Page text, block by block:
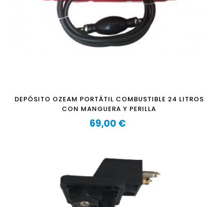
DEPÓSITO OZEAM PORTÁTIL COMBUSTIBLE 24 LITROS
CON MANGUERA Y PERILLA
Precio
69,00 €